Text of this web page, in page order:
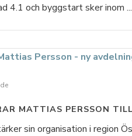
4.1 och byggstart sker inom ...
MATTIAS PERSSON
sin organisation i region